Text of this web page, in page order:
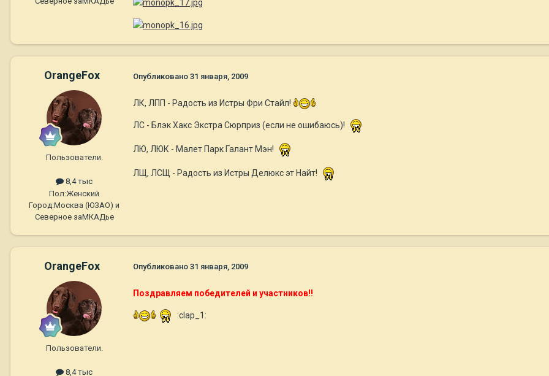
OrangeFox
Пользователи.
8,4 тыс
Пол:Женский
Город:Москва (ЮЗАО) и
Северное заМКАДье
Опубликовано 31 января, 2009
ЛК, ЛПП - Радость из Истры Фри Стайл!
ЛС - Блэк Хакс Экстра Сюрприз (если не ошибаюсь)!
ЛЮ, ЛЮК - Малет Парк Галант Мэн!
ЛЩ, ЛСЩ - Радость из Истры Делюкс эт Найт!
OrangeFox
Пользователи.
8,4 тыс
Опубликовано 31 января, 2009
Поздравляем победителей и участников!!
:clap_1: